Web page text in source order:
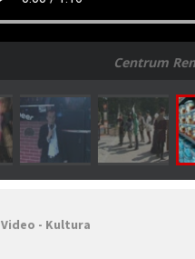
Centrum
Video - Kultura